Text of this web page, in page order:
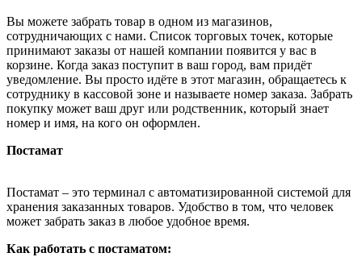
Вы можете забрать товар в одном из магазинов,
сотрудничающих с нами. Список торговых точек, которые
принимают заказы от нашей компании появится у вас в
корзине. Когда заказ поступит в ваш город, вам придёт
уведомление. Вы просто идёте в этот магазин, обращаетесь к
сотруднику в кассовой зоне и называете номер заказа. Забрать
покупку может ваш друг или родственник, который знает
номер и имя, на кого он оформлен.
Постамат
Постамат – это терминал с автоматизированной системой для
хранения заказанных товаров. Удобство в том, что человек
может забрать заказ в любое удобное время.
Как работать с постаматом: